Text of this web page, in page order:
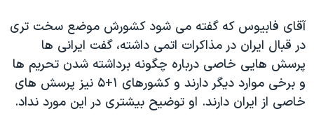
آقای فابیوس که گفته می شود کشورش موضع سخت تری
در قبال ایران در مذاکرات اتمی داشته، گفت ایرانی ها
پرسش هایی خاصی درباره چگونه برداشته شدن تحریم ها
و برخی موارد دیگر دارند و کشورهای ۱+۵ نیز پرسش های
خاصی از ایران دارند. او توضیح بیشتری در این مورد نداد.